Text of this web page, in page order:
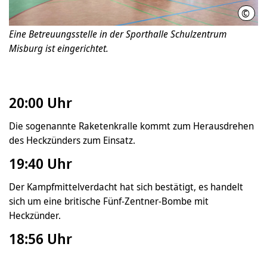
©
Eine Betreuungsstelle in der Sporthalle Schulzentrum
Misburg ist eingerichtet.
20:00 Uhr
Die sogenannte Raketenkralle kommt zum Herausdrehen
des Heckzünders zum Einsatz.
19:40 Uhr
Der Kampfmittelverdacht hat sich bestätigt, es handelt
sich um eine britische Fünf-Zentner-Bombe mit
Heckzünder.
18:56 Uhr